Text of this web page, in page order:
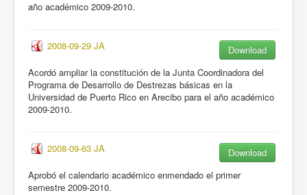
año académico 2009-2010.
2008-09-29 JA
Download
Acordó ampliar la constitución de la Junta Coordinadora del
Programa de Desarrollo de Destrezas básicas en la
Universidad de Puerto Rico en Arecibo para el año académico
2009-2010.
2008-09-63 JA
Download
Aprobó el calendario académico enmendado el primer
semestre 2009-2010.